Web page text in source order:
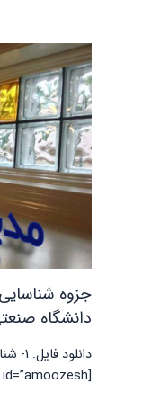
جزوه
دانشگاه
[block id=”amoozesh”]